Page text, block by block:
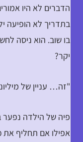
הדברים לא היו
בתדריך לא הופיעה
בו שוב. הוא ניסה
יקר?
"זה… עניין של
פיה של הילדה נפער
אפילו אם תחליף